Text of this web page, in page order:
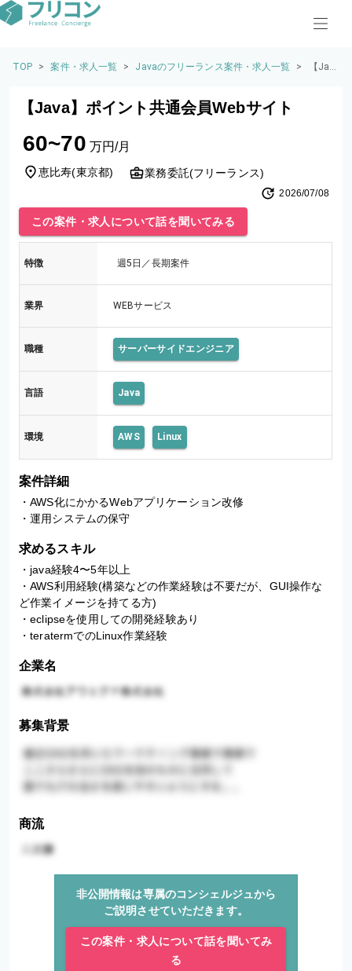
TOP > 案件・求人一覧 > Javaのフリーランス案件・求人一覧 >
【Jav
【Java】ポイント共通会員Webサイト
60~70 万円/月
恵比寿(東京都) 業務委託(フリーランス)
2026/07/08
この案件・求人について話を聞いてみる
特徴 週5日／長期案件
業界 WEBサービス
職種 サーバーサイドエンジニア
言語 Java
環境 AWS Linux
案件詳細
・AWS化にかかるWebアプリケーション改修
・運用システムの保守
求めるスキル
・java経験4〜5年以上
・AWS利用経験(構築などの作業経験は不要だが、GUI操作な
ど作業イメージを持てる方)
・eclipseを使用しての開発経験あり
・teratermでのLinux作業経験
企業名
募集背景
商流
非公開情報は専属のコンシェルジュから
ご説明させていただきます。
この案件・求人について話を聞いてみ
る